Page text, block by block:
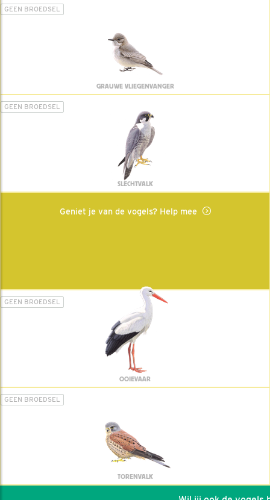
GEEN BROEDSEL
GRAUWE VLIEGENVANGER
GEEN BROEDSEL
SLECHTVALK
Geniet je van de vogels? Help mee
GEEN BROEDSEL
OOIEVAAR
GEEN BROEDSEL
TORENVALK